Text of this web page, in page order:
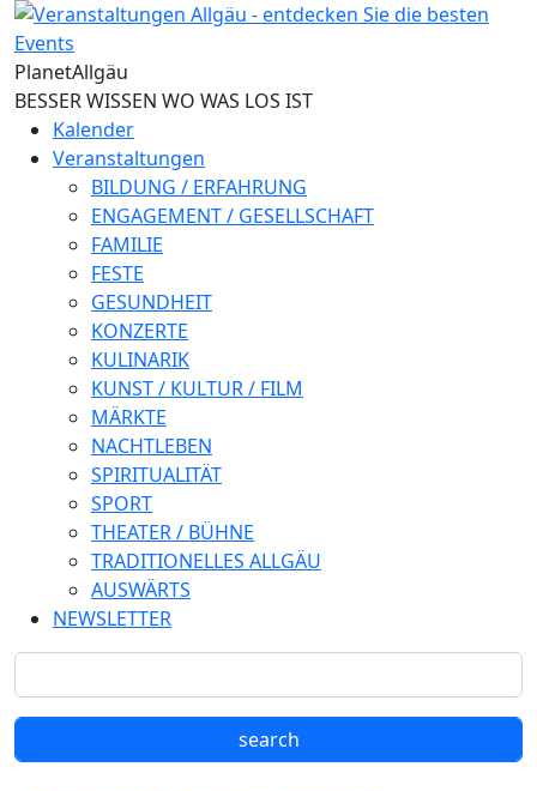
Direkt zum Inhalt
PlanetAllgäu
BESSER WISSEN WO WAS LOS IST
Kalender
Veranstaltungen
BILDUNG / ERFAHRUNG
ENGAGEMENT / GESELLSCHAFT
FAMILIE
FESTE
GESUNDHEIT
KONZERTE
KULINARIK
KUNST / KULTUR / FILM
MÄRKTE
NACHTLEBEN
SPIRITUALITÄT
SPORT
THEATER / BÜHNE
TRADITIONELLES ALLGÄU
AUSWÄRTS
NEWSLETTER